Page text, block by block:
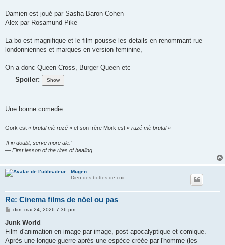
Damien est joué par Sasha Baron Cohen
Alex par Rosamund Pike
La bo est magnifique et le film pousse les details en renommant rue
londonniennes et marques en version feminine,
On a donc Queen Cross, Burger Queen etc
Spoiler:
Une bonne comedie
Gork est « brutal mè ruzé » et son frère Mork est « ruzé mè brutal »
‘If in doubt, serve more ale.’
— First lesson of the rites of healing
Mugen
Dieu des bottes de cuir
Re: Cinema films de nöel ou pas
M
s
a
g
dim. mai 24, 2026 7:36 pm
Junk World
Film d'animation en image par image, post-apocalyptique et comique.
Après une longue guerre après une espèce créée par l'homme (les